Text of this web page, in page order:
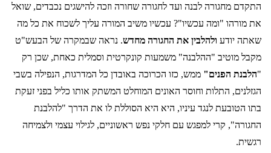
התקדם מחגורה לבנה ועד לחגורה שחורה וזכה להישגים נכבדים, שואל
את מורהו "ומה עכשיו"? עכשיו משיב המורה עליך לשכוח את כל מה
שאתה יודע ולהלבין את החגורה מחדש. נראה שבמקרה של הבעש"ט
מקבל מוטיב "ההלבנה" משמעות קונקרטית וסמלית כאחת, שכן רק
"הלבנת הפנים" ממש, כזו הכרוכה באובדן כל המדרגות, הנפילה בשבי
הגזלנים, התלות וחוסר האונים המוחלט המשתק אותו כליל בפני זעקת
בתו הטובעת לנגד עיניו, היא היא הסוללת לו את הדרך "להלבנת
החגורה", קרי למפגש עם חלקי נפש ראשוניים, לגילוי עצמי ולצמיחה
רגשית.